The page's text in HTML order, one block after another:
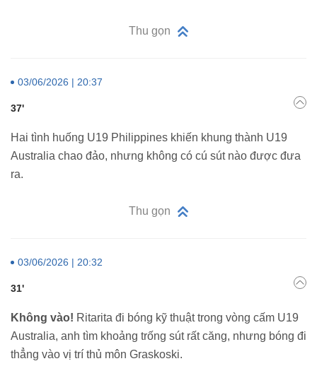
Thu gọn
03/06/2026 | 20:37
37'
Hai tình huống U19 Philippines khiến khung thành U19
Australia chao đảo, nhưng không có cú sút nào được đưa
ra.
Thu gọn
03/06/2026 | 20:32
31'
Không vào! Ritarita đi bóng kỹ thuật trong vòng cấm U19
Australia, anh tìm khoảng trống sút rất căng, nhưng bóng đi
thẳng vào vị trí thủ môn Graskoski.